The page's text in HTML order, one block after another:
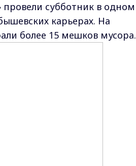
субботник в одном
карьерах. На
более 15 мешков мусора.